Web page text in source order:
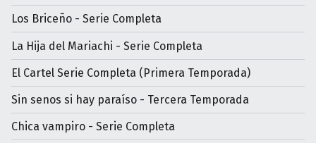
Los Briceño - Serie Completa
La Hija del Mariachi - Serie Completa
El Cartel Serie Completa (Primera Temporada)
Sin senos si hay paraíso - Tercera Temporada
Chica vampiro - Serie Completa